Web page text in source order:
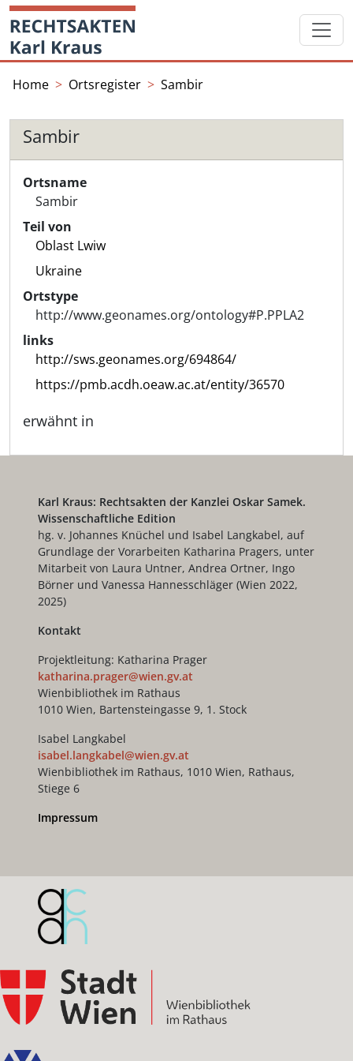
Skip
content
Startseite
Home Ortsregister Sambir
Sambir
Ortsname
Sambir
Teil von
Oblast Lwiw
Ukraine
Ortstype
http://www.geonames.org/ontology#P.PPLA2
links
http://sws.geonames.org/694864/
https://pmb.acdh.oeaw.ac.at/entity/36570
erwähnt in
Karl Kraus: Rechtsakten der Kanzlei Oskar Samek.
Wissenschaftliche Edition
hg. v. Johannes Knüchel und Isabel Langkabel, auf
Grundlage der Vorarbeiten Katharina Pragers, unter
Mitarbeit von Laura Untner, Andrea Ortner, Ingo
Börner und Vanessa Hannesschläger (Wien 2022,
2025)
Kontakt
Projektleitung: Katharina Prager
katharina.prager@wien.gv.at
Wienbibliothek im Rathaus
1010 Wien, Bartensteingasse 9, 1. Stock
Isabel Langkabel
isabel.langkabel@wien.gv.at
Wienbibliothek im Rathaus, 1010 Wien, Rathaus,
Stiege 6
Impressum